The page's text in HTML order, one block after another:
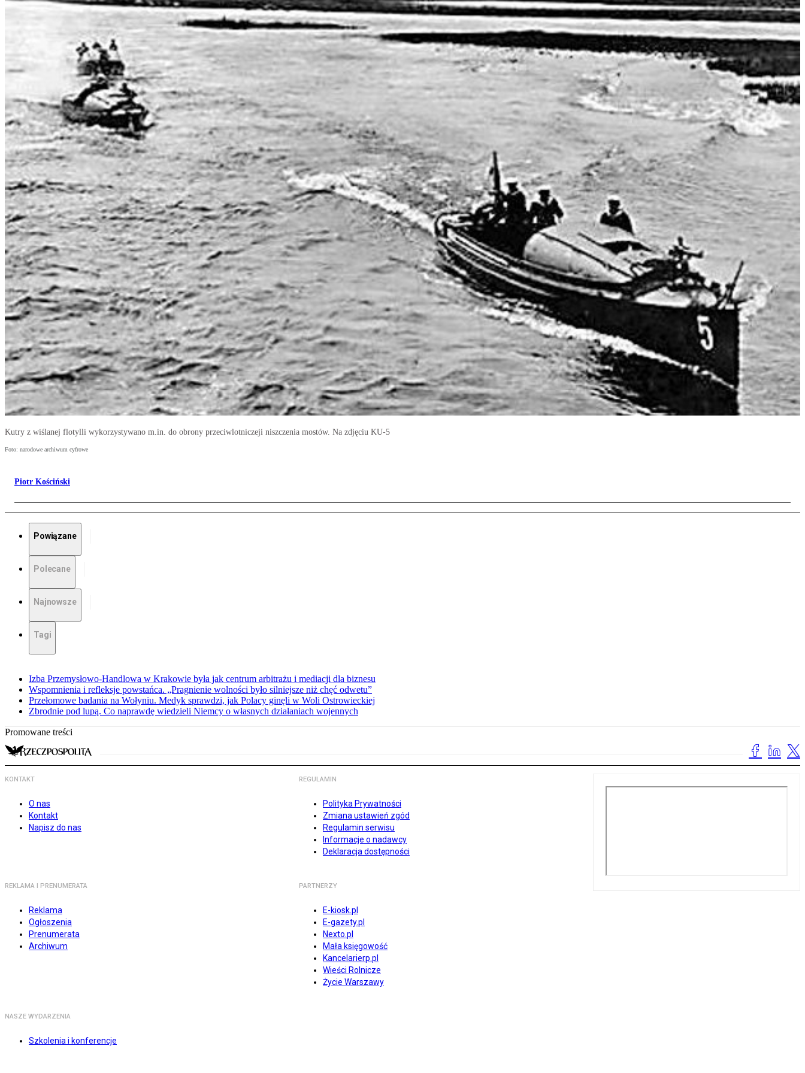
Kutry z wiślanej flotylli wykorzystywano m.in. do obrony przeciwlotniczeji niszczenia mostów. Na zdjęciu KU-5
Foto: narodowe archiwum cyfrowe
Piotr Kościński
Powiązane
Polecane
Najnowsze
Tagi
Izba Przemysłowo-Handlowa w Krakowie była jak centrum arbitrażu i mediacji dla biznesu
Wspomnienia i refleksje powstańca. „Pragnienie wolności było silniejsze niż chęć odwetu”
Przełomowe badania na Wołyniu. Medyk sprawdzi, jak Polacy ginęli w Woli Ostrowieckiej
Zbrodnie pod lupą. Co naprawdę wiedzieli Niemcy o własnych działaniach wojennych
Promowane treści
KONTAKT
O nas
Kontakt
Napisz do nas
REGULAMIN
Polityka Prywatności
Zmiana ustawień zgód
Regulamin serwisu
Informacje o nadawcy
Deklaracja dostępności
REKLAMA I PRENUMERATA
Reklama
Ogłoszenia
Prenumerata
Archiwum
PARTNERZY
E-kiosk.pl
E-gazety.pl
Nexto.pl
Mała księgowość
Kancelarierp.pl
Wieści Rolnicze
Życie Warszawy
NASZE WYDARZENIA
Szkolenia i konferencje